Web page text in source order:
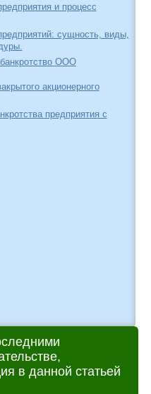
и процесс
сущность, виды,
ООО
акционерного
предприятия с
в данной статьей